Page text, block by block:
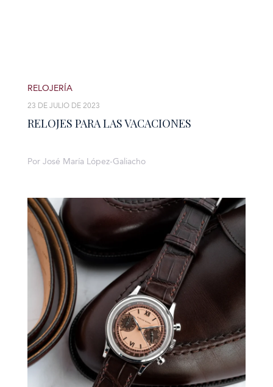
RELOJES PARA LAS VACACIONES
23 DE JULIO DE 2023
RELOJERÍA
Por José María López-Galiacho